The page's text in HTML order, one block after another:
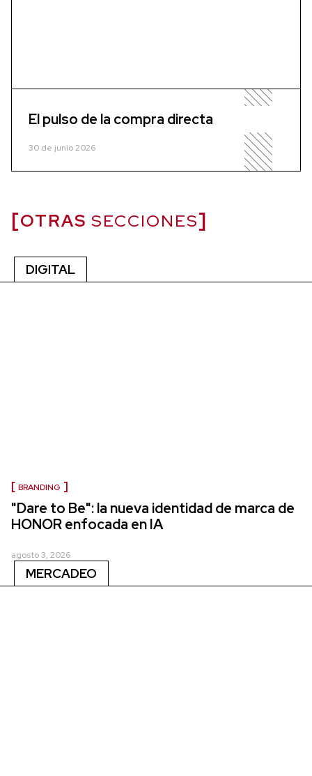
El pulso de la compra directa
30 de junio 2026
OTRAS SECCIONES
DIGITAL
BRANDING
"Dare to Be": la nueva identidad de marca de
HONOR enfocada en IA
agosto 3, 2026
MERCADEO